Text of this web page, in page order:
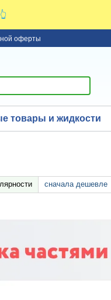
оферты
товары и жидкости
сначала дешевле